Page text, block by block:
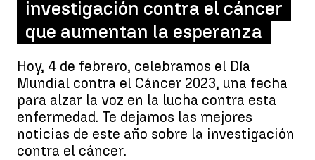
investigación contra el cáncer
que aumentan la esperanza
Hoy, 4 de febrero, celebramos el Día
Mundial contra el Cáncer 2023, una fecha
para alzar la voz en la lucha contra esta
enfermedad. Te dejamos las mejores
noticias de este año sobre la investigación
contra el cáncer.